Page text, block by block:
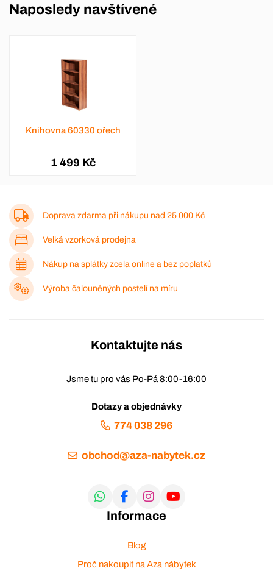
Naposledy navštívené
Knihovna 60330 ořech
1 499 Kč
Doprava zdarma při nákupu nad 25 000 Kč
Velká vzorková prodejna
Nákup na splátky zcela online a bez poplatků
Výroba čalouněných postelí na míru
Kontaktujte nás
Jsme tu pro vás Po-Pá 8:00-16:00
Dotazy a objednávky
774 038 296
obchod@aza-nabytek.cz
Informace
Blog
Proč nakoupit na Aza nábytek